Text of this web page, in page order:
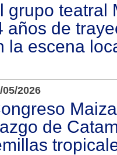
grupo teatral
años de
la escena
05/2026
de